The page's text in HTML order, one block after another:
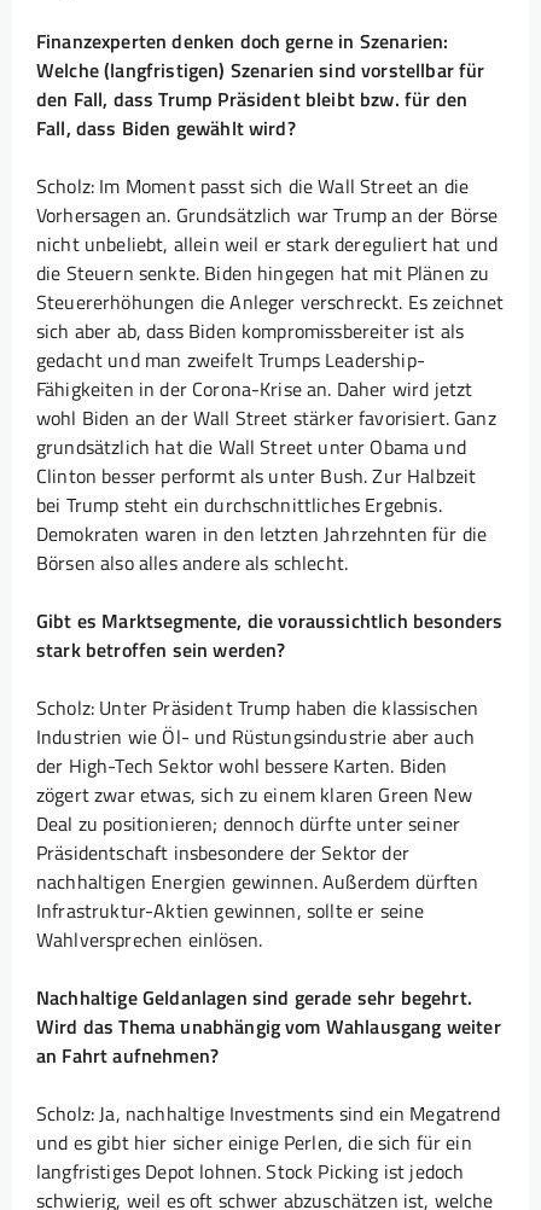
Finanzexperten denken doch gerne in Szenarien:
Welche (langfristigen) Szenarien sind vorstellbar für
den Fall, dass Trump Präsident bleibt bzw. für den
Fall, dass Biden gewählt wird?
Scholz: Im Moment passt sich die Wall Street an die
Vorhersagen an. Grundsätzlich war Trump an der Börse
nicht unbeliebt, allein weil er stark dereguliert hat und
die Steuern senkte. Biden hingegen hat mit Plänen zu
Steuererhöhungen die Anleger verschreckt. Es zeichnet
sich aber ab, dass Biden kompromissbereiter ist als
gedacht und man zweifelt Trumps Leadership-
Fähigkeiten in der Corona-Krise an. Daher wird jetzt
wohl Biden an der Wall Street stärker favorisiert. Ganz
grundsätzlich hat die Wall Street unter Obama und
Clinton besser performt als unter Bush. Zur Halbzeit
bei Trump steht ein durchschnittliches Ergebnis.
Demokraten waren in den letzten Jahrzehnten für die
Börsen also alles andere als schlecht.
Gibt es Marktsegmente, die voraussichtlich besonders
stark betroffen sein werden?
Scholz: Unter Präsident Trump haben die klassischen
Industrien wie Öl- und Rüstungsindustrie aber auch
der High-Tech Sektor wohl bessere Karten. Biden
zögert zwar etwas, sich zu einem klaren Green New
Deal zu positionieren; dennoch dürfte unter seiner
Präsidentschaft insbesondere der Sektor der
nachhaltigen Energien gewinnen. Außerdem dürften
Infrastruktur-Aktien gewinnen, sollte er seine
Wahlversprechen einlösen.
Nachhaltige Geldanlagen sind gerade sehr begehrt.
Wird das Thema unabhängig vom Wahlausgang weiter
an Fahrt aufnehmen?
Scholz: Ja, nachhaltige Investments sind ein Megatrend
und es gibt hier sicher einige Perlen, die sich für ein
langfristiges Depot lohnen. Stock Picking ist jedoch
schwierig, weil es oft schwer abzuschätzen ist, welche